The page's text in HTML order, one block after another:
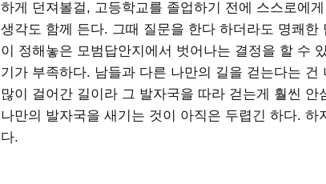
하게 던져볼걸, 고등학교를 졸업하기 전에 스스로에
생각도 함께 든다. 그때 질문을 한다 하더라도 명쾌
이 정해놓은 모범답안지에서 벗어나는 결정을 할 수
기가 부족하다. 남들과 다른 나만의 길을 걷는다는
많이 걸어간 길이라 그 발자국을 따라 걷는게 훨씬
나만의 발자국을 새기는 것이 아직은 두렵긴 하다.
다.